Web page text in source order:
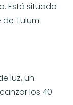
Está situado
Tulum.
luz, un
los 40